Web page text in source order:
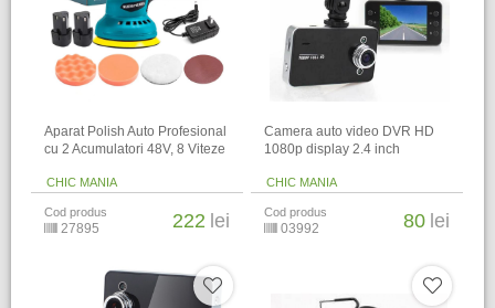
Aparat Polish Auto Profesional
cu 2 Acumulatori 48V, 8 Viteze
CHIC MANIA
Cod produs
27895 222 lei
Camera auto video DVR HD
1080p display 2.4 inch
CHIC MANIA
Cod produs
03992 80 lei